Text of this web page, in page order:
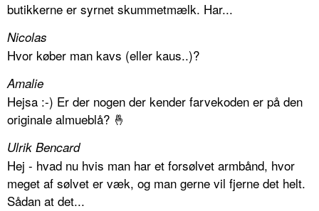
butikkerne er syrnet skummetmælk. Har...
Nicolas
Hvor køber man kavs (eller kaus..)?
Amalie
Hejsa :-) Er der nogen der kender farvekoden er på den
originale almueblå? 🤞
Ulrik Bencard
Hej - hvad nu hvis man har et forsølvet armbånd, hvor
meget af sølvet er væk, og man gerne vil fjerne det helt.
Sådan at det...